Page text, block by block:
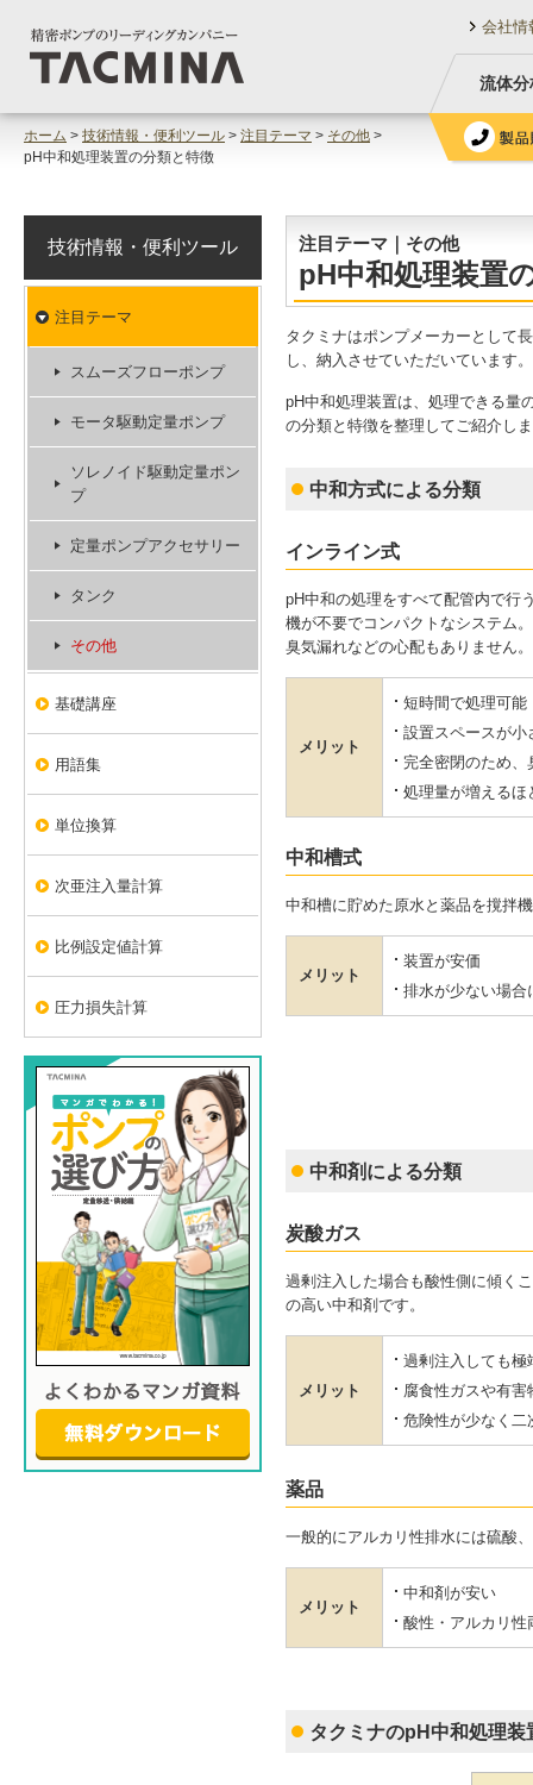
会社情
流体
ホーム > 技術情報・便利ツール > 注目テーマ > その他 >
pH中和処理装置の分類と特徴
注目テーマ｜その他
pH中和処理装置
タクミナはポンプメーカーとして
し、納入させていただいています。
pH中和処理装置は、処理できる量
の分類と特徴を整理してご紹介し
中和方式による分類
インライン式
pH中和の処理をすべて配管内で行
機が不要でコンパクトなシステム
臭気漏れなどの心配もありません。
メリット
短時間で処理可能
設置スペースが小
完全密閉のため、
処理量が増えるほ
中和槽式
中和槽に貯めた原水と薬品を撹拌
メリット
装置が安価
排水が少ない場合
中和剤による分類
炭酸ガス
過剰注入した場合も酸性側に傾く
の高い中和剤です。
メリット
過剰注入しても極
腐食性ガスや有
危険性が少なく二
薬品
一般的にアルカリ性排水には硫酸
メリット
中和剤が安い
酸性・アルカリ性
タクミナのpH中和処理装
技術情報・便利ツール
注目テーマ
スムーズフローポンプ
モータ駆動定量ポンプ
ソレノイド駆動定量ポン
プ
定量ポンプアクセサリー
タンク
その他
基礎講座
用語集
単位換算
次亜注入量計算
比例設定値計算
圧力損失計算